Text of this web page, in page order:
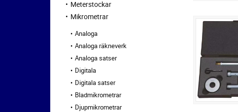
Meterstockar
Mikrometrar
Analoga
Analoga räkneverk
Analoga satser
Digitala
Digitala satser
Bladmikrometrar
Djupmikrometrar